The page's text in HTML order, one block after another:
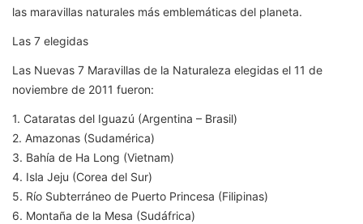
las maravillas naturales más emblemáticas del planeta.
Las 7 elegidas
Las Nuevas 7 Maravillas de la Naturaleza elegidas el 11 de
noviembre de 2011 fueron:
1. Cataratas del Iguazú (Argentina – Brasil)
2. Amazonas (Sudamérica)
3. Bahía de Ha Long (Vietnam)
4. Isla Jeju (Corea del Sur)
5. Río Subterráneo de Puerto Princesa (Filipinas)
6. Montaña de la Mesa (Sudáfrica)